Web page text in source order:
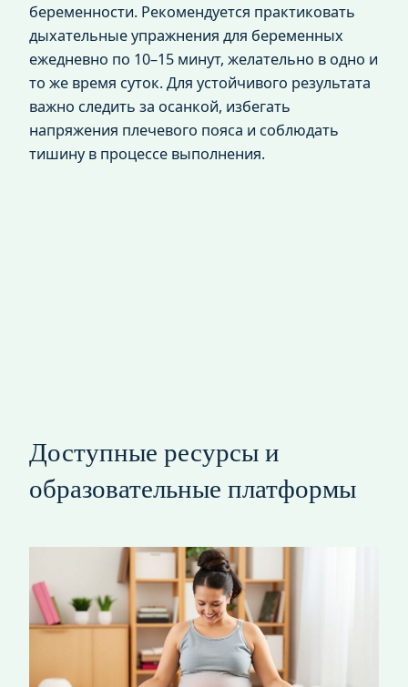
беременности. Рекомендуется практиковать
дыхательные упражнения для беременных
ежедневно по 10–15 минут, желательно в одно и
то же время суток. Для устойчивого результата
важно следить за осанкой, избегать
напряжения плечевого пояса и соблюдать
тишину в процессе выполнения.
Доступные ресурсы и
образовательные платформы